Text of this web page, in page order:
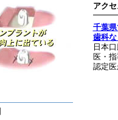
アク
千葉
歯科な
日本
医・
認定医